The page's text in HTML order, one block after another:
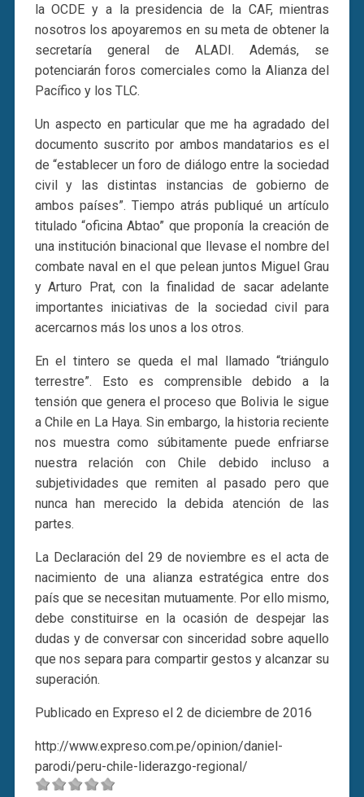
la OCDE y a la presidencia de la CAF, mientras
nosotros los apoyaremos en su meta de obtener la
secretaría general de ALADI. Además, se
potenciarán foros comerciales como la Alianza del
Pacífico y los TLC.
Un aspecto en particular que me ha agradado del
documento suscrito por ambos mandatarios es el
de “establecer un foro de diálogo entre la sociedad
civil y las distintas instancias de gobierno de
ambos países”. Tiempo atrás publiqué un artículo
titulado “oficina Abtao” que proponía la creación de
una institución binacional que llevase el nombre del
combate naval en el que pelean juntos Miguel Grau
y Arturo Prat, con la finalidad de sacar adelante
importantes iniciativas de la sociedad civil para
acercarnos más los unos a los otros.
En el tintero se queda el mal llamado “triángulo
terrestre”. Esto es comprensible debido a la
tensión que genera el proceso que Bolivia le sigue
a Chile en La Haya. Sin embargo, la historia reciente
nos muestra como súbitamente puede enfriarse
nuestra relación con Chile debido incluso a
subjetividades que remiten al pasado pero que
nunca han merecido la debida atención de las
partes.
La Declaración del 29 de noviembre es el acta de
nacimiento de una alianza estratégica entre dos
país que se necesitan mutuamente. Por ello mismo,
debe constituirse en la ocasión de despejar las
dudas y de conversar con sinceridad sobre aquello
que nos separa para compartir gestos y alcanzar su
superación.
Publicado en Expreso el 2 de diciembre de 2016
http://www.expreso.com.pe/opinion/daniel-
parodi/peru-chile-liderazgo-regional/